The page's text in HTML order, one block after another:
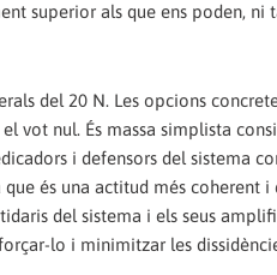
superior als que ens poden, ni
del 20 N. Les opcions
vot nul. És massa simplista
i defensors del sistema
és una actitud més coherent i
del sistema i els seus
lo i minimitzar les